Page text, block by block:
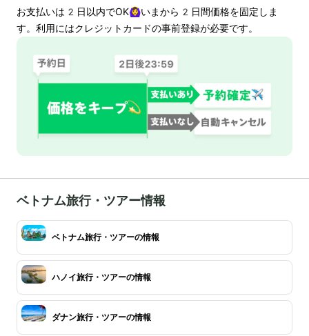
お支払いは 2 日以内でOK🙆‍♀️いまから 2 日間価格を固定しま
す。利用にはクレジットカードの事前登録が必要です。
ベトナム旅行・ツアー情報
ベトナム旅行・ツアーの情報
ハノイ旅行・ツアーの情報
ダナン旅行・ツアーの情報